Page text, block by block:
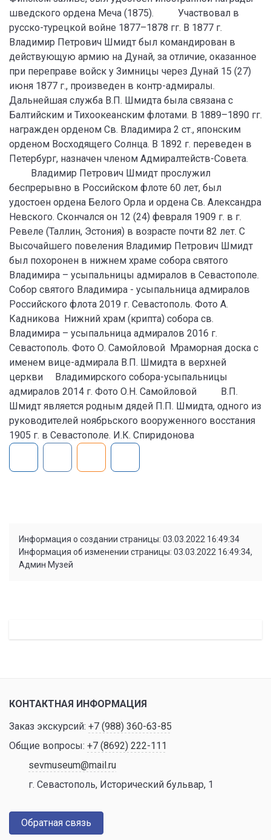
шведского ордена Меча (1875). Участвовал в
русско-турецкой войне 1877–1878 гг. В 1877 г.
Владимир Петрович Шмидт был командирован в
действующую армию на Дунай, за отличие, оказанное
при переправе войск у Зимницы через Дунай 15 (27)
июня 1877 г., произведен в контр-адмиралы.
Дальнейшая служба В.П. Шмидта была связана с
Балтийским и Тихоокеанским флотами. В 1889–1890 гг.
награжден орденом Св. Владимира 2 ст., японским
орденом Восходящего Солнца. В 1892 г. переведен в
Петербург, назначен членом Адмиралтейств-Совета.
Владимир Петрович Шмидт прослужил
беспрерывно в Российском флоте 60 лет, был
удостоен ордена Белого Орла и ордена Св. Александра
Невского. Скончался он 12 (24) февраля 1909 г. в г.
Ревеле (Таллин, Эстония) в возрасте почти 82 лет. С
Высочайшего повеления Владимир Петрович Шмидт
был похоронен в нижнем храме собора святого
Владимира – усыпальницы адмиралов в Севастополе.
Собор святого Владимира - усыпальница адмиралов
Российского флота 2019 г. Севастополь. Фото А.
Кадникова Нижний храм (крипта) собора св.
Владимира – усыпальница адмиралов 2016 г.
Севастополь. Фото О. Самойловой Мраморная доска с
именем вице-адмирала В.П. Шмидта в верхней
церкви Владимирского собора-усыпальницы
адмиралов 2014 г. Фото О.Н. Самойловой В.П.
Шмидт является родным дядей П.П. Шмидта, одного из
руководителей ноябрьского вооруженного восстания
1905 г. в Севастополе. И.К. Спиридонова
Информация о создании страницы: 03.03.2022 16:49:34
Информация об изменении страницы: 03.03.2022 16:49:34,
Админ Музей
КОНТАКТНАЯ ИНФОРМАЦИЯ
Заказ экскурсий: +7 (988) 360-63-85
Общие вопросы: +7 (8692) 222-111
sevmuseum@mail.ru
г. Севастополь, Исторический бульвар, 1
Обратная связь